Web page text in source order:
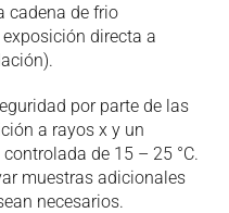
cadena de frio
directa a
por parte de las
a rayos x y un
de 15 – 25 °C.
muestras adicionales
necesarios.